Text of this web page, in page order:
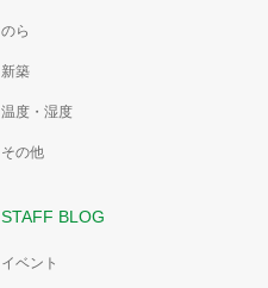
のら
新築
温度・湿度
その他
STAFF BLOG
イベント